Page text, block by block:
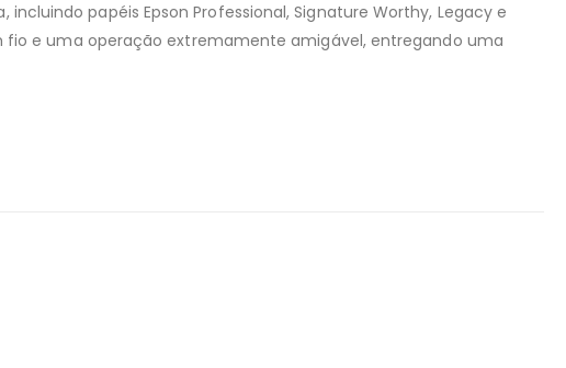
papéis Epson Professional, Signature Worthy, Legacy e
fio e uma operação extremamente amigável, entregando uma